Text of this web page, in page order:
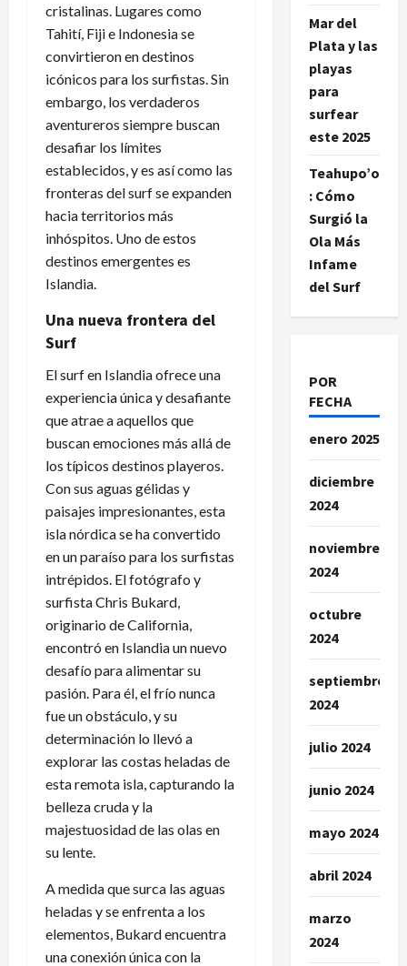
cristalinas. Lugares como
Tahití, Fiji e Indonesia se
convirtieron en destinos
icónicos para los surfistas. Sin
embargo, los verdaderos
aventureros siempre buscan
desafiar los límites
establecidos, y es así como las
fronteras del surf se expanden
hacia territorios más
inhóspitos. Uno de estos
destinos emergentes es
Islandia.
Una nueva frontera del
Surf
El surf en Islandia ofrece una
experiencia única y desafiante
que atrae a aquellos que
buscan emociones más allá de
los típicos destinos playeros.
Con sus aguas gélidas y
paisajes impresionantes, esta
isla nórdica se ha convertido
en un paraíso para los surfistas
intrépidos. El fotógrafo y
surfista Chris Bukard,
originario de California,
encontró en Islandia un nuevo
desafío para alimentar su
pasión. Para él, el frío nunca
fue un obstáculo, y su
determinación lo llevó a
explorar las costas heladas de
esta remota isla, capturando la
belleza cruda y la
majestuosidad de las olas en
su lente.
A medida que surca las aguas
heladas y se enfrenta a los
elementos, Bukard encuentra
una conexión única con la
Mar del
Plata y las
playas
para
surfear
este 2025
Teahupo’o
: Cómo
Surgió la
Ola Más
Infame
del Surf
POR
FECHA
enero 2025
diciembre
2024
noviembre
2024
octubre
2024
septiembre
2024
julio 2024
junio 2024
mayo 2024
abril 2024
marzo
2024